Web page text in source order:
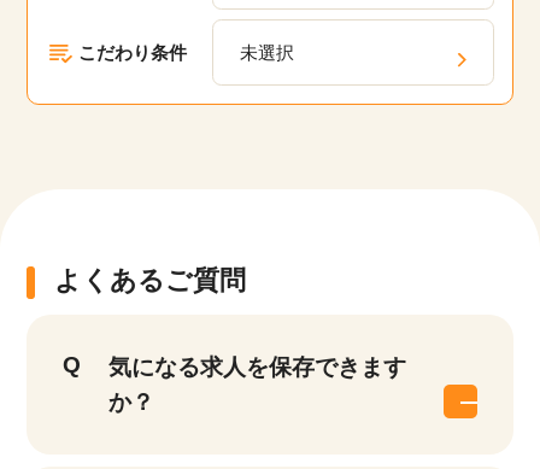
こだわり条件 未選択
よくあるご質問
気になる求人を保存できます
か？